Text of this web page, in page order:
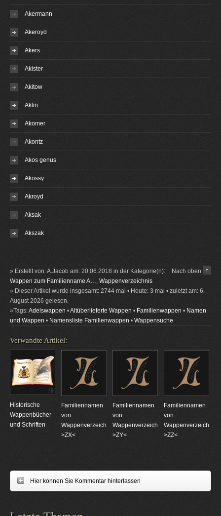
Akermann
Akeroyd
Akers
Akister
Akitow
Aklin
Akomer
Akontz
Akos genus
Akossy
Akroyd
Aksak
Akszak
Nach oben
» Erstellt von: A.Jacob am: 20.06.2018 in der Kategorie(n):
Wappen zum Familienname A…, Wappenverzeichnis
» Dieser Artikel wurde insgesamt: 2744 mal • Heute: 3 mal • zuletzt am: 6.
August 2026 gelesen.
»Tags:Adelswappen •Altüberlieferte Wappen • Familienwappen • Namen
und Wappen • Namensliste Familienwappen • Wappensuche
Verwandte Artikel:
Historische
Wappenbücher
und Schriften
Familiennamen
von
Wappenverzeichnungen
>ZX<
Familiennamen
von
Wappenverzeichnungen
>ZY<
Familiennamen
von
>ZZ<
Hier können Sie Kommentar hinterlassen